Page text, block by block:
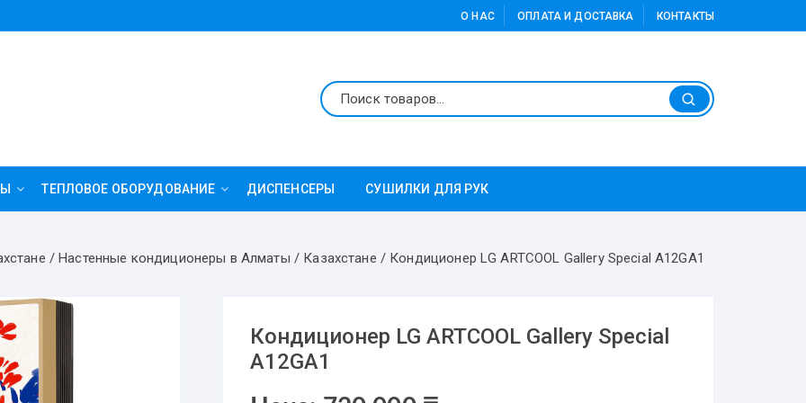
О НАС ОПЛАТА И ДОСТАВКА КОНТАКТЫ
кондиционеры
LG Кондиционеры OTEX
ТЕПЛОВОЕ ОБОРУДОВАНИЕ ДИСПЕНСЕРЫ СУШИЛКИ ДЛЯ РУК
/Настенные кондиционеры в Алматы / Казахстане / Кондиционер LG ARTCOOL Gallery Special A12GA1
Кондиционер LG ARTCOOL Gallery Special
A12GA1